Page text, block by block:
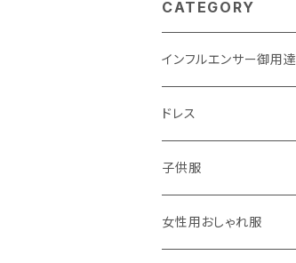
CATEGORY
インフルエンサー御用達
ドレス
子供用
大人用
子供服
男の子用
女性用おしゃれ服